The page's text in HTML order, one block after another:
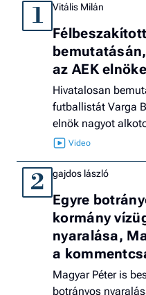
1 Vitális Milán
az AEK
Hivatalosan
futballistát Varga
elnök nagyot
2 gajdos lászló
Egyre
kormány
nyaralása,
a
Magyar Péter is
botrányos